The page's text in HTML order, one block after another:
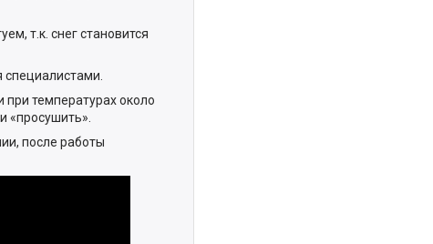
т.к. снег становится
температурах около
«просушить».
после работы